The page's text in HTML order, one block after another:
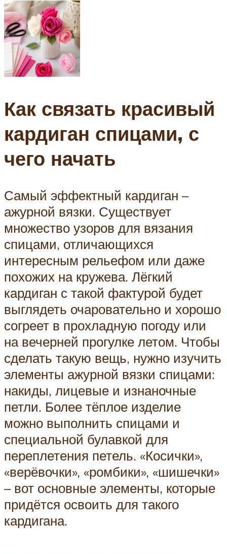
Как связать красивый
кардиган спицами, с
чего начать
Самый эффектный кардиган –
ажурной вязки. Существует
множество узоров для вязания
спицами, отличающихся
интересным рельефом или даже
похожих на кружева. Лёгкий
кардиган с такой фактурой будет
выглядеть очаровательно и хорошо
согреет в прохладную погоду или
на вечерней прогулке летом. Чтобы
сделать такую вещь, нужно изучить
элементы ажурной вязки спицами:
накиды, лицевые и изнаночные
петли. Более тёплое изделие
можно выполнить спицами и
специальной булавкой для
переплетения петель. «Косички»,
«верёвочки», «ромбики», «шишечки»
– вот основные элементы, которые
придётся освоить для такого
кардигана.